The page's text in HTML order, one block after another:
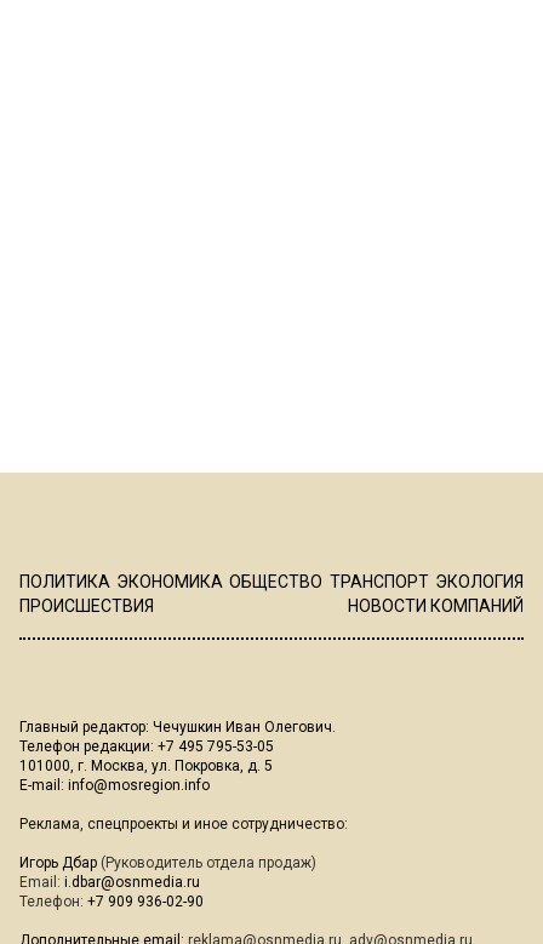
ПОЛИТИКА ЭКОНОМИКА ОБЩЕСТВО ТРАНСПОРТ ЭКОЛОГИЯ
ПРОИСШЕСТВИЯ
НОВОСТИ КОМПАНИЙ
Главный редактор: Чечушкин Иван Олегович.
Телефон редакции: +7 495 795-53-05
101000, г. Москва, ул. Покровка, д. 5
E-mail: info@mosregion.info
Реклама, спецпроекты и иное сотрудничество:
Игорь Дбар (Руководитель отдела продаж)
Email: i.dbar@osnmedia.ru
Телефон: +7 909 936-02-90
Дополнительные email: reklama@osnmedia.ru, adv@osnmedia.ru